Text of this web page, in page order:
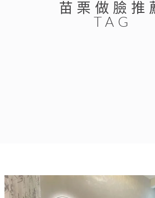
苗栗做臉推
TAG